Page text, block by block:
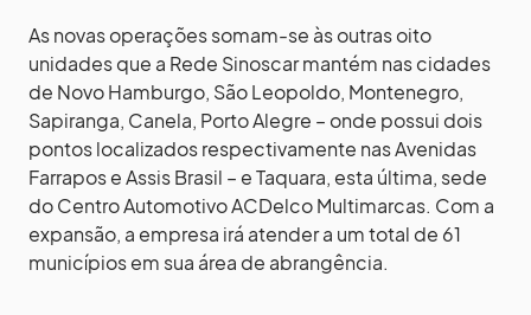
As novas operações somam-se às outras oito
unidades que a Rede Sinoscar mantém nas cidades
de Novo Hamburgo, São Leopoldo, Montenegro,
Sapiranga, Canela, Porto Alegre – onde possui dois
pontos localizados respectivamente nas Avenidas
Farrapos e Assis Brasil – e Taquara, esta última, sede
do Centro Automotivo ACDelco Multimarcas. Com a
expansão, a empresa irá atender a um total de 61
municípios em sua área de abrangência.